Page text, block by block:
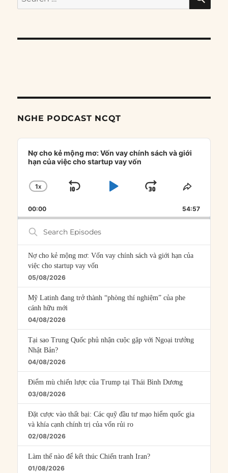
for:
NGHE PODCAST NCQT
Audio
Player
Nợ cho kẻ mộng mơ: Vốn vay chính sách và giới
hạn của việc cho startup vay vốn
CHANGE
RATE
1X
SKIP
PLAYJUMP
FORWARD
SHARE
00:00 54:57
Search
Episodes
Nợ cho kẻ mộng mơ: Vốn vay chính sách và giới hạn của
việc cho startup vay vốn
05/08/2026
Mỹ Latinh đang trở thành “phòng thí nghiệm” của phe
cánh hữu mới
04/08/2026
Tại sao Trung Quốc phủ nhận cuộc gặp với Ngoại trưởng
Nhật Bản?
04/08/2026
Điểm mù chiến lược của Trump tại Thái Bình Dương
03/08/2026
Đặt cược vào thất bại: Các quỹ đầu tư mạo hiểm quốc gia
và khía cạnh chính trị của vốn rủi ro
02/08/2026
Làm thế nào để kết thúc Chiến tranh Iran?
01/08/2026